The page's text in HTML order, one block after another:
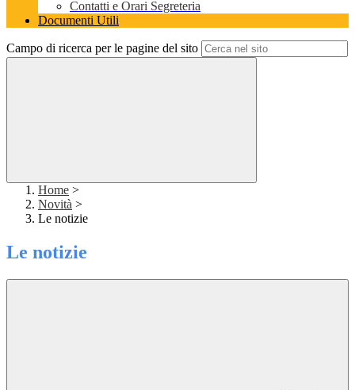
Contatti e Orari Segreteria
Documenti Utili
Campo di ricerca per le pagine del sito
Home >
Novità >
Le notizie
Le notizie